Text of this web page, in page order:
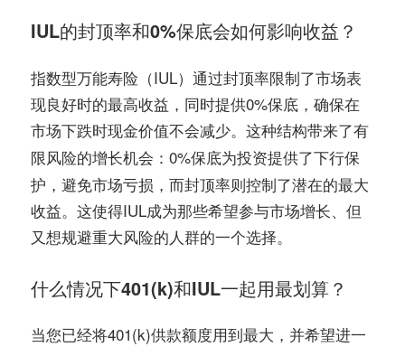
IUL的封顶率和0%保底会如何影响收益？
指数型万能寿险（IUL）通过封顶率限制了市场表
现良好时的最高收益，同时提供0%保底，确保在
市场下跌时现金价值不会减少。这种结构带来了有
限风险的增长机会 ：0%保底为投资提供了下行保
护，避免市场亏损，而封顶率则控制了潜在的最大
收益。这使得IUL成为那些希望参与市场增长、但
又想规避重大风险的人群的一个选择。
什么情况下401(k)和IUL一起用最划算？
当您已经将401(k)供款额度用到最大，并希望进一